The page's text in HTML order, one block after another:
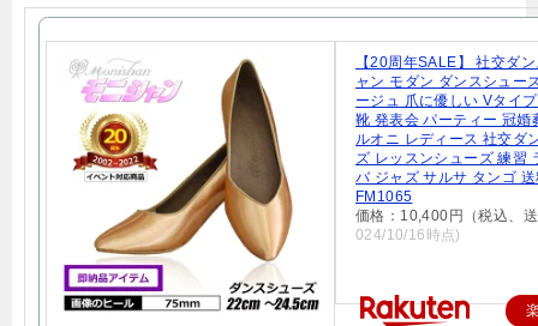
【20周年SALE】 社交ダ
ャン モダン ダンスシュー
ージュ 爪に優しい Vタイ
靴 発表会 パーティー 冠婚
ルオニ レディース 社交ダ
ズ レッスンシューズ 練習
バ ジャズ サルサ タンゴ
FM1065
価格：10,400円（税込、
024/10/16時点)